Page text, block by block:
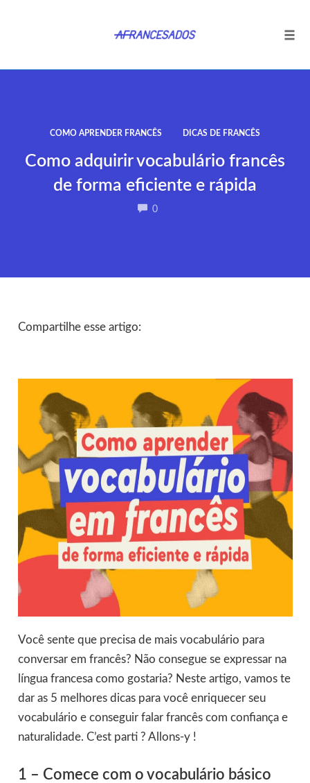
COMO APRENDER FRANCÊS DICAS DE FRANCÊS
Como adquirir vocabulário francês
de forma eficiente e rápida
0COMMENTS
Compartilhe esse artigo:
Você sente que precisa de mais vocabulário para
conversar em francês? Não consegue se expressar na
língua francesa como gostaria? Neste artigo, vamos te
dar as 5 melhores dicas para você enriquecer seu
vocabulário e conseguir falar francês com confiança e
naturalidade. C’est parti ? Allons-y !
1 – Comece com o vocabulário básico